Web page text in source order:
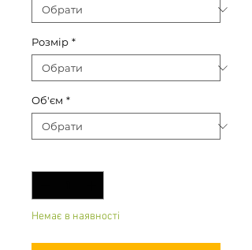
Розмір *
Об'єм *
Немає в наявності